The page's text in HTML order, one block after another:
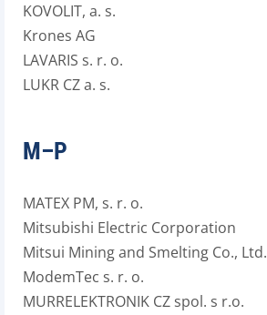
KOVOLIT, a. s.
Krones AG
LAVARIS s. r. o.
LUKR CZ a. s.
M–P
MATEX PM, s. r. o.
Mitsubishi Electric Corporation
Mitsui Mining and Smelting Co., Ltd.
ModemTec s. r. o.
MURRELEKTRONIK CZ spol. s r.o.